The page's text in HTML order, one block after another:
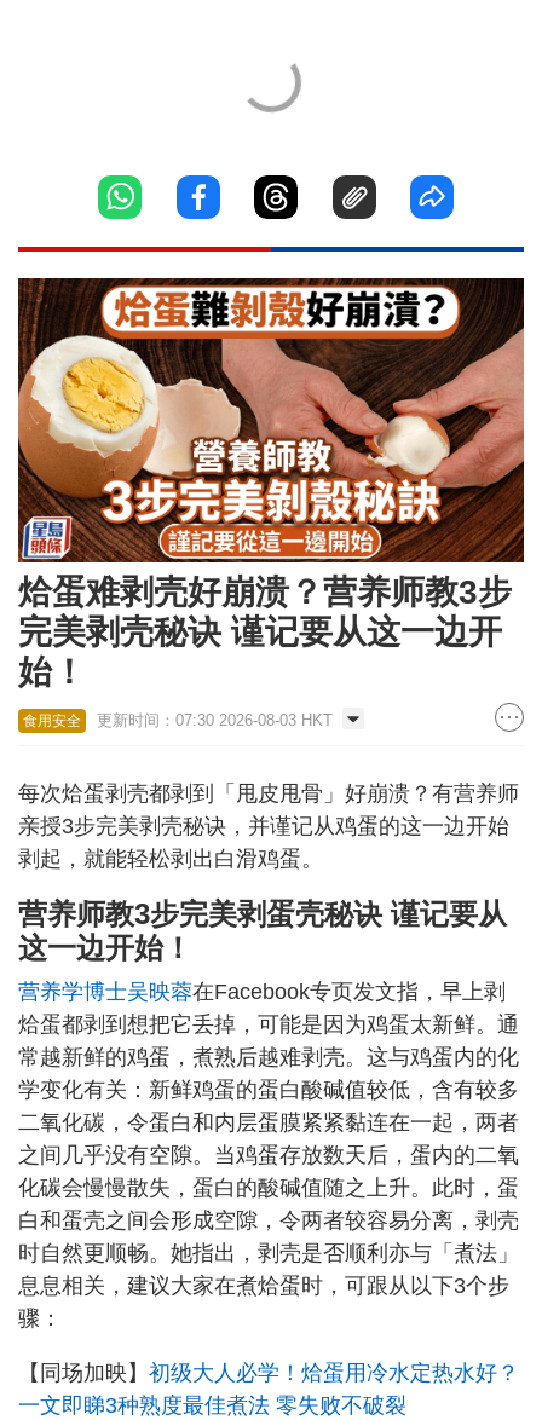
烚蛋难剥壳好崩溃？营养师教3步
完美剥壳秘诀 谨记要从这一边开
始！
食用安全 更新时间：07:30 2026-08-03 HKT
每次烚蛋剥壳都剥到「甩皮甩骨」好崩溃？有营养师
亲授3步完美剥壳秘诀，并谨记从鸡蛋的这一边开始
剥起，就能轻松剥出白滑鸡蛋。
营养师教3步完美剥蛋壳秘诀 谨记要从
这一边开始！
营养学博士吴映蓉在Facebook专页发文指，早上剥
烚蛋都剥到想把它丢掉，可能是因为鸡蛋太新鲜。通
常越新鲜的鸡蛋，煮熟后越难剥壳。这与鸡蛋内的化
学变化有关：新鲜鸡蛋的蛋白酸碱值较低，含有较多
二氧化碳，令蛋白和内层蛋膜紧紧黏连在一起，两者
之间几乎没有空隙。当鸡蛋存放数天后，蛋内的二氧
化碳会慢慢散失，蛋白的酸碱值随之上升。此时，蛋
白和蛋壳之间会形成空隙，令两者较容易分离，剥壳
时自然更顺畅。她指出，剥壳是否顺利亦与「煮法」
息息相关，建议大家在煮烚蛋时，可跟从以下3个步
骤：
【同场加映】 初级大人必学！烚蛋用冷水定热水好？
一文即睇3种熟度最佳煮法 零失败不破裂